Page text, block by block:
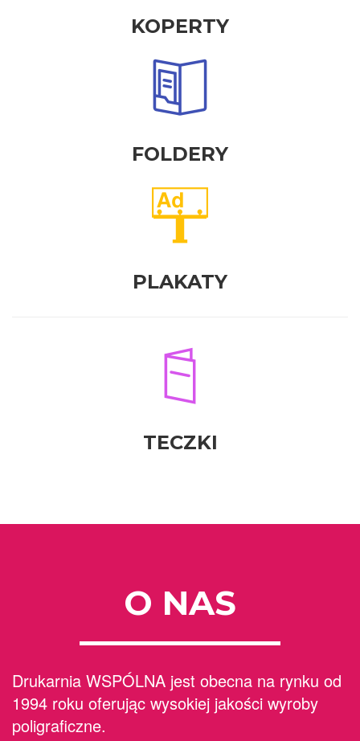
KOPERTY
FOLDERY
PLAKATY
TECZKI
O NAS
Drukarnia WSPÓLNA jest obecna na rynku od
1994 roku oferując wysokiej jakości wyroby
poligraficzne.